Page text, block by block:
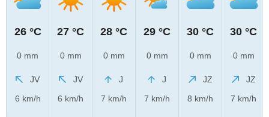
26 °C
0 mm
JV
6 km/h
27 °C
0 mm
JV
6 km/h
28 °C
0 mm
J
7 km/h
29 °C
0 mm
J
7 km/h
30 °C
0 mm
JZ
8 km/h
30 °C
0 mm
JZ
7 km/h